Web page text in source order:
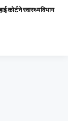
कोर्ट ने स्वास्थ्य विभाग